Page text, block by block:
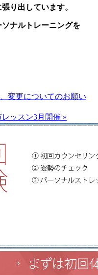
り出しています。
ナルトレーニングを
変更についてのお願い
ッスン3月開催 »